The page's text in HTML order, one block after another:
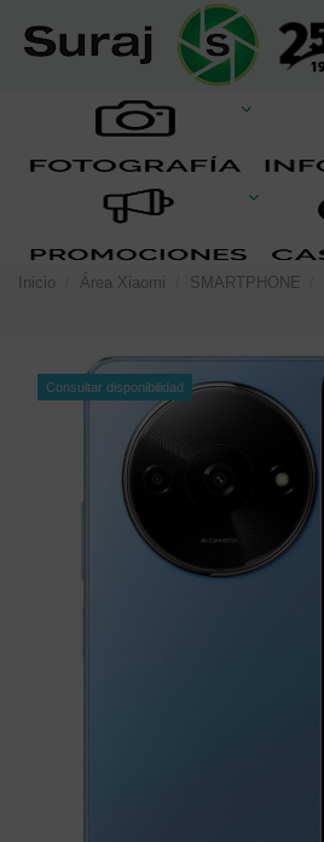
Inicio Área Xiaomi SMARTPHONE
Consultar disponibilidad